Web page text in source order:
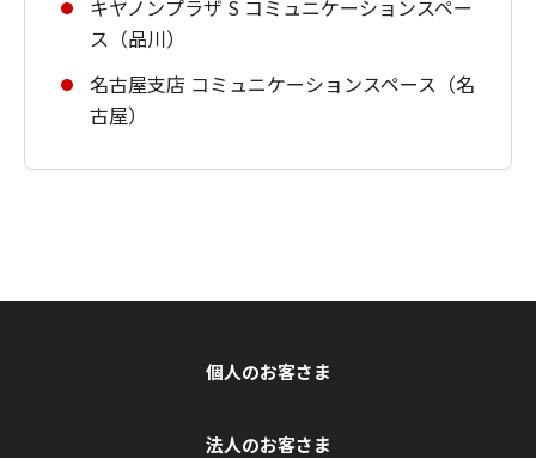
キヤノンプラザ S コミュニケーションスペー
ス（品川）
名古屋支店 コミュニケーションスペース（名
古屋）
個人のお客さま
法人のお客さま